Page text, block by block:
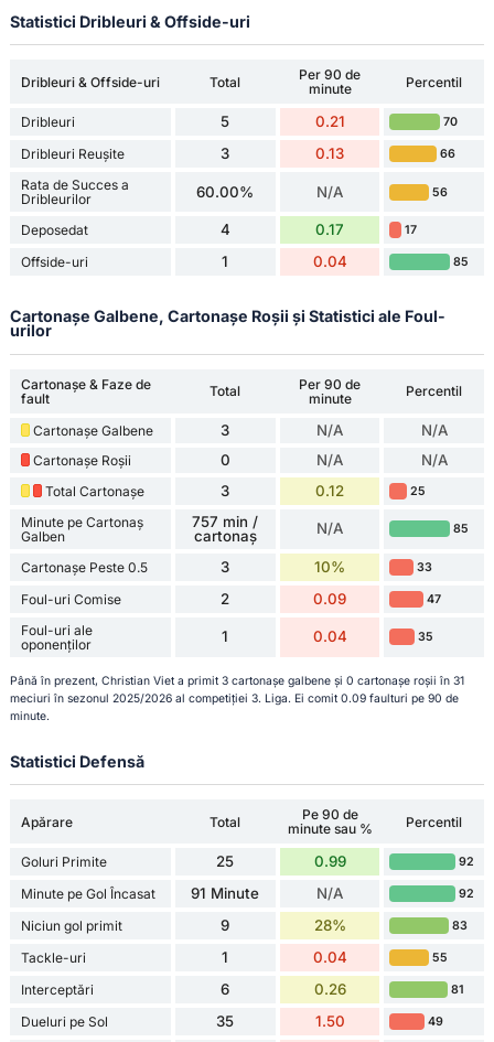
Statistici Dribleuri & Offside-uri
Dribleuri & Offside-uri Total
Per 90 de
minute
Percentil
Dribleuri 5 0.21 70
Dribleuri Reușite 3 0.13 66
Rata de Succes a
Dribleurilor
60.00% N/A 56
Deposedat 4 0.17 17
Offside-uri 1 0.04 85
Cartonașe Galbene, Cartonașe Roșii și Statistici ale Foul-
urilor
Cartonașe & Faze de
fault
Total
Per 90 de
minute
Percentil
Cartonașe Galbene 3 N/A N/A
Cartonașe Roșii 0 N/A N/A
Total Cartonașe 3 0.12 25
Minute pe Cartonaș
Galben
757 min /
cartonaș
N/A 85
Cartonașe Peste 0.5 3 10% 33
Foul-uri Comise 2 0.09 47
Foul-uri ale
oponenților
1 0.04 35
Până în prezent, Christian Viet a primit 3 cartonașe galbene și 0 cartonașe roșii în 31
meciuri în sezonul 2025/2026 al competiției 3. Liga. Ei comit 0.09 faulturi pe 90 de
minute.
Statistici Defensă
Apărare Total
Pe 90 de
minute sau %
Percentil
Goluri Primite 25 0.99 92
Minute pe Gol Încasat 91 Minute N/A 92
Niciun gol primit 9 28% 83
Tackle-uri 1 0.04 55
Interceptări 6 0.26 81
Dueluri pe Sol 35 1.50 49